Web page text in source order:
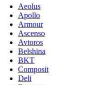
Aeolus
Apollo
Armour
Ascenso
Avtoros
Belshina
BKT
Composit
Deli